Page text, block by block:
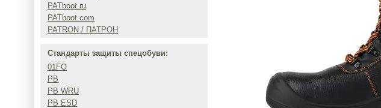
PATboot.ru
PATboot.com
PATRON / ПАТРОН
Стандарты защиты спецобуви:
01FO
PB
PB WRU
PB ESD